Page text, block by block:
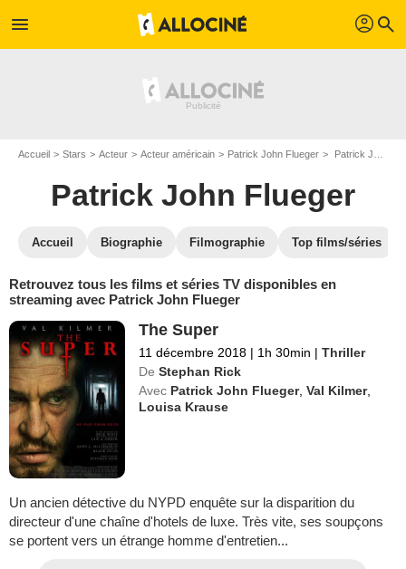
menu profil search
Accueil Stars Acteur Acteur américain Patrick John Flueger Patrick John Flueger : Films et séries online
Patrick John Flueger
Accueil Biographie Filmographie Top films/séries
Retrouvez tous les films et séries TV disponibles en
streaming avec Patrick John Flueger
The Super
11 décembre 2018 | 1h 30min | Thriller
De Stephan Rick
Avec Patrick John Flueger,Val Kilmer,
Louisa Krause
Un ancien détective du NYPD enquête sur la disparition du
directeur d'une chaîne d'hotels de luxe. Très vite, ses soupçons
se portent vers un étrange homme d'entretien...